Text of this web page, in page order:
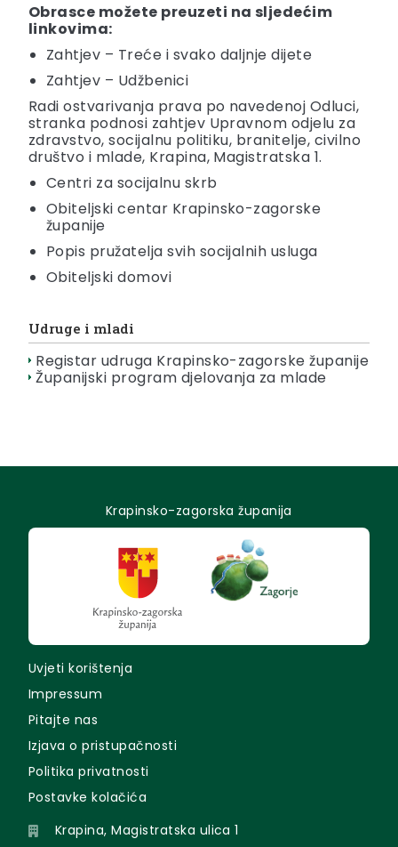
Obrasce možete preuzeti na sljedećim
linkovima:
Zahtjev – Treće i svako daljnje dijete
Zahtjev – Udžbenici
Radi ostvarivanja prava po navedenoj Odluci,
stranka podnosi zahtjev Upravnom odjelu za
zdravstvo, socijalnu politiku, branitelje, civilno
društvo i mlade, Krapina, Magistratska 1.
Centri za socijalnu skrb
Obiteljski centar Krapinsko-zagorske
županije
Popis pružatelja svih socijalnih usluga
Obiteljski domovi
Udruge i mladi
Registar udruga Krapinsko-zagorske županije
Županijski program djelovanja za mlade
Krapinsko-zagorska županija
Uvjeti korištenja
Impressum
Pitajte nas
Izjava o pristupačnosti
Politika privatnosti
Postavke kolačića
Krapina, Magistratska ulica 1